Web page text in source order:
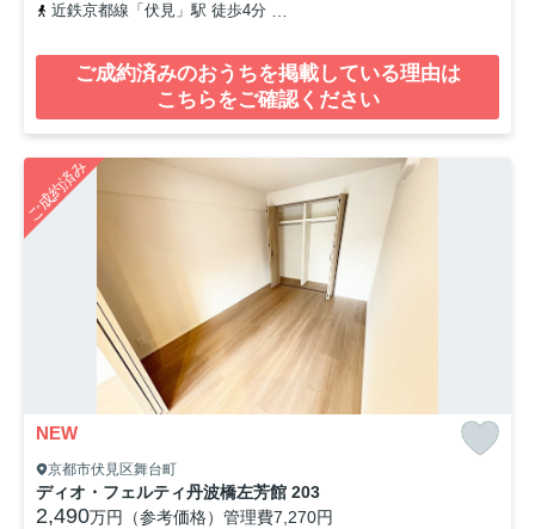
近鉄京都線「伏見」駅 徒歩4分
ご成約済みのおうちを掲載している理由は
こちらをご確認ください
ご成約済み
NEW
京都市伏見区舞台町
ディオ・フェルティ丹波橋左芳館 203
2,490万円（参考価格） 管理費7,270円